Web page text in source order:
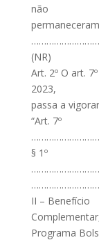
não
(NR)
Art. 2º O art.
2023,
passa a
“Art. 7º
§ 1º
II – Benefício
Programa